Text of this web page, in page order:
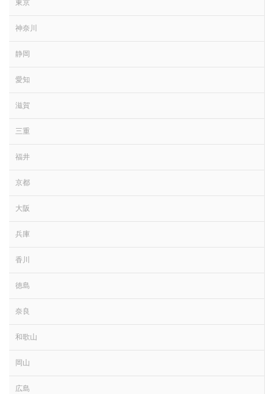
東京
神奈川
静岡
愛知
滋賀
三重
福井
京都
大阪
兵庫
香川
徳島
奈良
和歌山
岡山
広島